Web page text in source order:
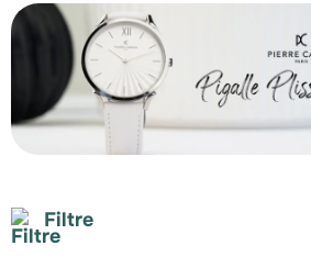
Filtre